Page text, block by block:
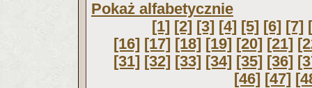
Pokaż alfabetycznie
[1] [2] [3] [4] [5] [6] [7]
[16] [17] [18] [19] [20] [21]
[31] [32] [33] [34] [35] [36]
[46] [47]